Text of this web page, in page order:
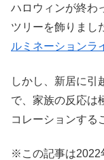
ハロウィンが終わ
ツリーを飾りまし
ルミネーションラ
しかし、新居に引
で、家族の反応は
コレーションする
※この記事は2022